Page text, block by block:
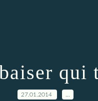
qui
27.01.2014